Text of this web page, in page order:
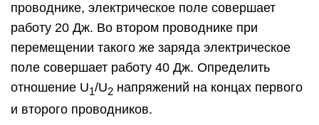
проводнике, электрическое поле совершает
работу 20 Дж. Во втором проводнике при
перемещении такого же заряда электрическое
поле совершает работу 40 Дж. Определить
отношение U1/U2 напряжений на концах первого
и второго проводников.